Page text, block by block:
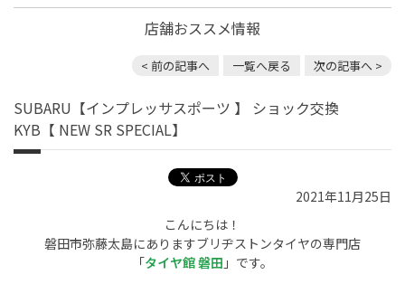
店舗おススメ情報
< 前の記事へ 一覧へ戻る 次の記事へ >
SUBARU【インプレッサスポーツ 】 ショック交換
KYB【 NEW SR SPECIAL】
2021年11月25日
こんにちは！
磐田市弥藤太島にありますブリヂストンタイヤの専門店
「タイヤ館 磐田 」です。